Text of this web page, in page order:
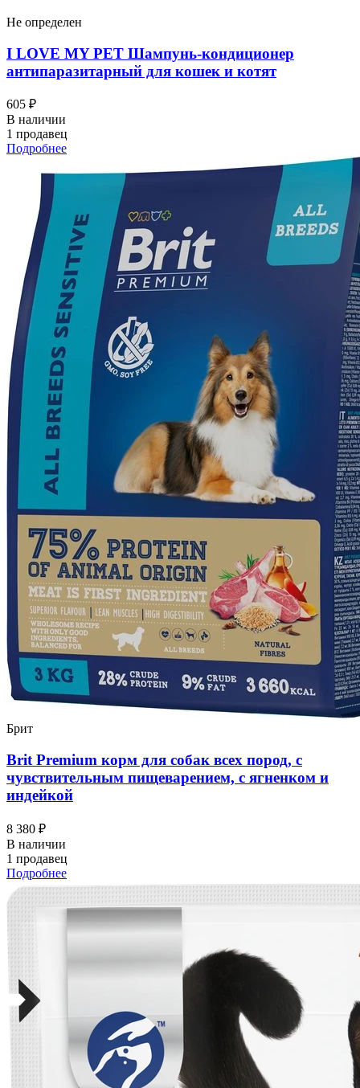
Не определен
I LOVЕ MY PET Шампунь-кондиционер
антипаразитарный для кошек и котят
605 ₽
В наличии
1 продавец
Подробнее
Брит
Brit Premium корм для собак всех пород, с
чувствительным пищеварением, с ягненком и
индейкой
8 380 ₽
В наличии
1 продавец
Подробнее